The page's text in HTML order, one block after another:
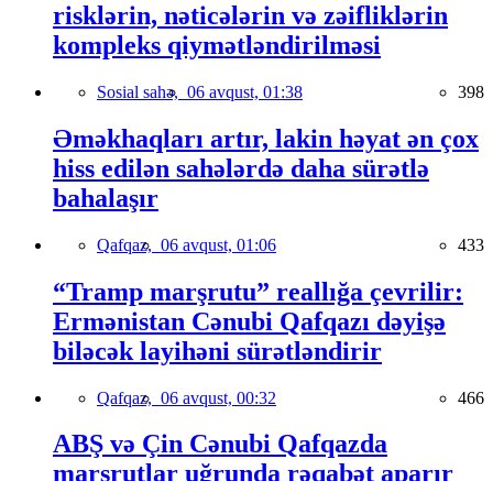
risklərin, nəticələrin və zəifliklərin
kompleks qiymətləndirilməsi
Sosial sahə, 06 avqust, 01:38 398
Əməkhaqları artır, lakin həyat ən çox
hiss edilən sahələrdə daha sürətlə
bahalaşır
Qafqaz, 06 avqust, 01:06 433
“Tramp marşrutu” reallığa çevrilir:
Ermənistan Cənubi Qafqazı dəyişə
biləcək layihəni sürətləndirir
Qafqaz, 06 avqust, 00:32 466
ABŞ və Çin Cənubi Qafqazda
marşrutlar uğrunda rəqabət aparır